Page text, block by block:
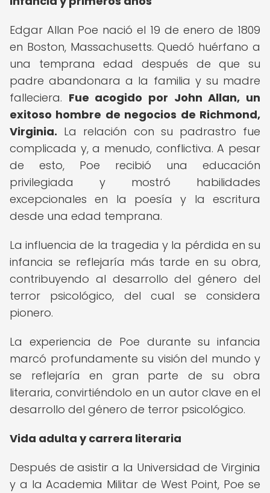
Edgar Allan Poe nació el 19 de enero de 1809
en Boston, Massachusetts. Quedó huérfano a
una temprana edad después de que su
padre abandonara a la familia y su madre
falleciera. Fue acogido por John Allan, un
exitoso hombre de negocios de Richmond,
Virginia. La relación con su padrastro fue
complicada y, a menudo, conflictiva. A pesar
de esto, Poe recibió una educación
privilegiada y mostró habilidades
excepcionales en la poesía y la escritura
desde una edad temprana.
La influencia de la tragedia y la pérdida en su
infancia se reflejaría más tarde en su obra,
contribuyendo al desarrollo del género del
terror psicológico, del cual se considera
pionero.
La experiencia de Poe durante su infancia
marcó profundamente su visión del mundo y
se reflejaría en gran parte de su obra
literaria, convirtiéndolo en un autor clave en el
desarrollo del género de terror psicológico.
Vida adulta y carrera literaria
Después de asistir a la Universidad de Virginia
y a la Academia Militar de West Point, Poe se